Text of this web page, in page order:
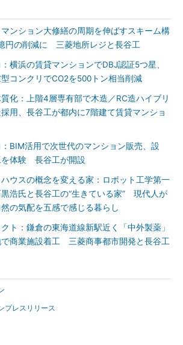
マンション大修繕の周期を伸ばすスキーム構
円の削減に 三菱地所レジと長谷工
横浜の賃貸マンションでDBJ認証5つ星、
コンクリでCO2を500トン相当削減
化：上階4層専有部で木造／RC造ハイブリ
用、長谷工が都内に7階建て賃貸マンショ
BIM活用で次世代のマンション販売、設
を体験 長谷工が開設
ハウスの概念を変える家：ロボット工学第一
黒浩氏と長谷工の“生きている家” 現代人が
の気配を五感で感じる暮らし
ト：鎌倉の東海道線新駅近く「中外製薬」
で商業施設着工 三菱商事都市開発と長谷工
プレスリリース